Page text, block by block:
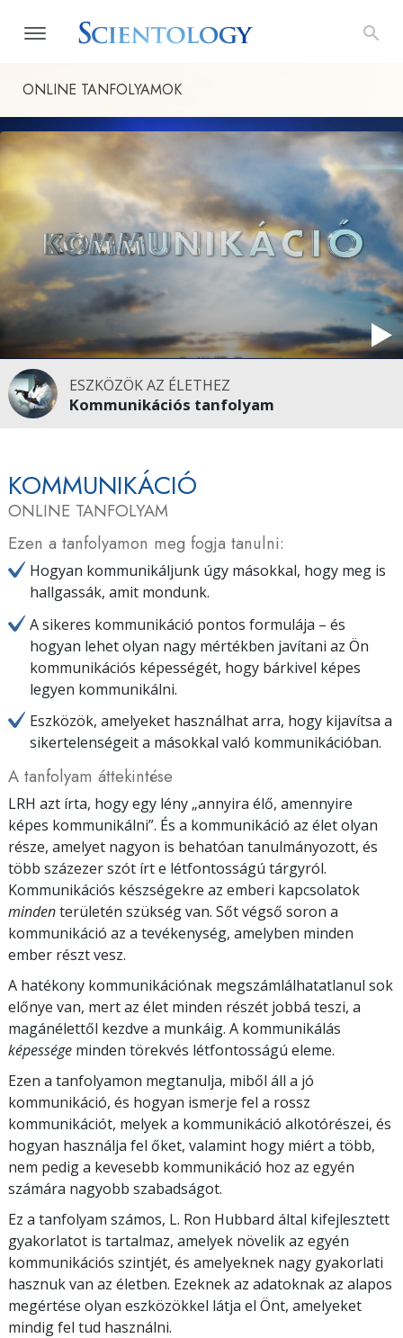
ONLINE TANFOLYAMOK
ESZKÖZÖK AZ ÉLETHEZ
Kommunikációs tanfolyam
KOMMUNIKÁCIÓ
ONLINE TANFOLYAM
Ezen a tanfolyamon meg fogja tanulni:
Hogyan kommunikáljunk úgy másokkal, hogy meg is
hallgassák, amit mondunk.
A sikeres kommunikáció pontos formulája – és
hogyan lehet olyan nagy mértékben javítani az Ön
kommunikációs képességét, hogy bárkivel képes
legyen kommunikálni.
Eszközök, amelyeket használhat arra, hogy kijavítsa a
sikertelenségeit a másokkal való kommunikációban.
A tanfolyam áttekintése
LRH azt írta, hogy egy lény „annyira élő, amennyire
képes kommunikálni”. És a kommunikáció az élet olyan
része, amelyet nagyon is behatóan tanulmányozott, és
több százezer szót írt e létfontosságú tárgyról.
Kommunikációs készségekre az emberi kapcsolatok
mindenterületén szükség van. Sőt végső soron a
kommunikáció az a tevékenység, amelyben minden
ember részt vesz.
A hatékony kommunikációnak megszámlálhatatlanul sok
előnye van, mert az élet minden részét jobbá teszi, a
magánélettől kezdve a munkáig. A kommunikálás
képessége minden törekvés létfontosságú eleme.
Ezen a tanfolyamon megtanulja, miből áll a jó
kommunikáció, és hogyan ismerje fel a rossz
kommunikációt, melyek a kommunikáció alkotórészei, és
hogyan használja fel őket, valamint hogy miért a több,
nem pedig a kevesebb kommunikáció hoz az egyén
számára nagyobb szabadságot.
Ez a tanfolyam számos, L. Ron Hubbard által kifejlesztett
gyakorlatot is tartalmaz, amelyek növelik az egyén
kommunikációs szintjét, és amelyeknek nagy gyakorlati
hasznuk van az életben. Ezeknek az adatoknak az alapos
megértése olyan eszközökkel látja el Önt, amelyeket
mindig fel tud használni.